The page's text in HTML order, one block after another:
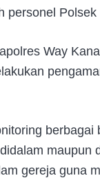
personel
Way
maupun
gereja guna